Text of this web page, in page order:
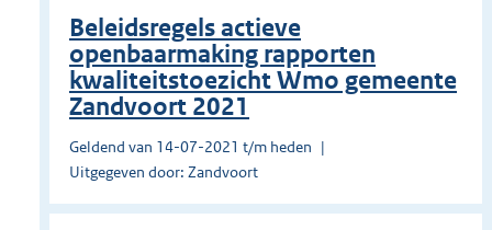
Beleidsregels actieve
openbaarmaking rapporten
kwaliteitstoezicht Wmo gemeente
Zandvoort 2021
Geldend van 14-07-2021 t/m heden
Uitgegeven door: Zandvoort